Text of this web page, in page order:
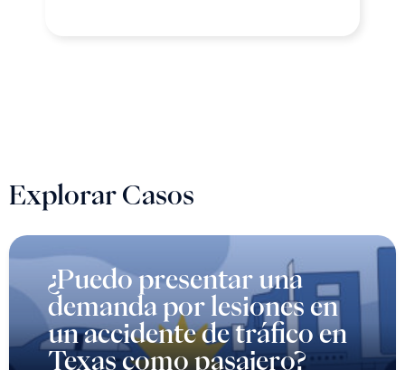
Explorar Casos
¿Puedo presentar una
demanda por lesiones en
un accidente de tráfico en
Texas como pasajero?